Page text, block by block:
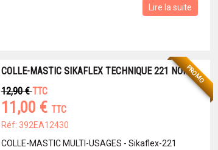
Lire la suite
PROMO
COLLE-MASTIC SIKAFLEX TECHNIQUE 221 NOIR
12,90 €TTC
11,00 € TTC
Réf: 392EA12430
COLLE-MASTIC MULTI-USAGES - Sikaflex-221